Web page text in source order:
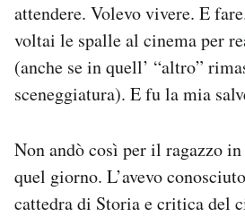
attendere. Volevo vivere. E
voltai le spalle al cinema per
(anche se in quell’ “altro”
sceneggiatura). E fu la mia
Non andò così per il ragazzo
quel giorno. L’avevo
cattedra di Storia e critica del